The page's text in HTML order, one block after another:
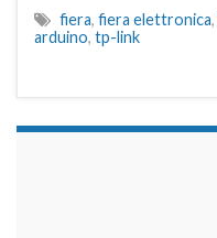
fiera, fiera elettronica,
arduino, tp-link